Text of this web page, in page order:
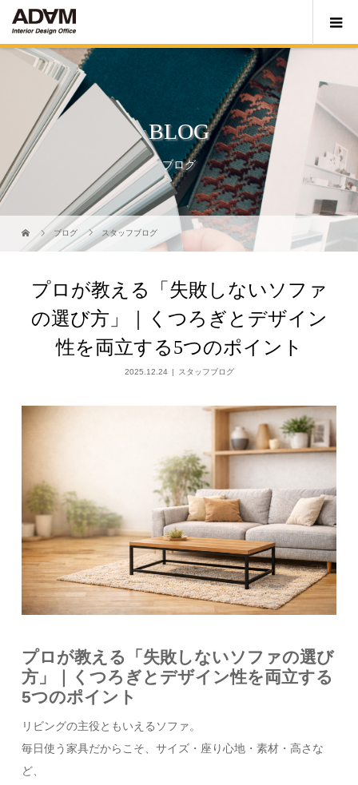
BLOG
ブログ
ブログ スタッフブログ
プロが教える「失敗しないソファ
の選び方」｜くつろぎとデザイン
性を両立する5つのポイント
2025.12.24 スタッフブログ
プロが教える「失敗しないソファの選び
方」｜くつろぎとデザイン性を両立する
5つのポイント
リビングの主役ともいえるソファ。
毎日使う家具だからこそ、サイズ・座り心地・素材・高さな
ど、